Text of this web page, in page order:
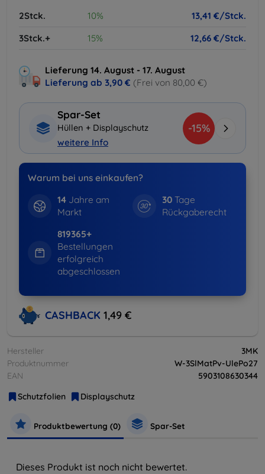
2Stck.
10%
13,41 €/Stck.
3Stck.+
15% 12,66 €/Stck.
Lieferung 14. August - 17. August
Lieferung ab 3,90 € (Frei von 80,00 €)
Spar-Set
Hüllen + Displayschutz
weitere Info
-15%
Warum bei uns einkaufen?
14Jahre am
Markt
30 Tage
Rückgaberecht
819365+
Bestellungen
erfolgreich
abgeschlossen
CASHBACK 1,49 €
Hersteller
3MK
Produktnummer
W-3SlMatPv-UlePo27
EAN
5903108630344
Schutzfolien
Displayschutz
Produktbewertung (0) Spar-Set
Dieses Produkt ist noch nicht bewertet.